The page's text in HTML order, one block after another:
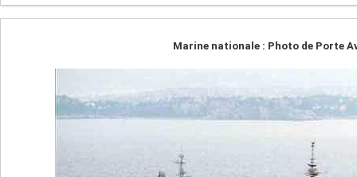
Marine nationale : Photo de Porte